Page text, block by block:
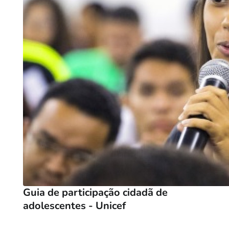
Guia de participação cidadã de
adolescentes - Unicef